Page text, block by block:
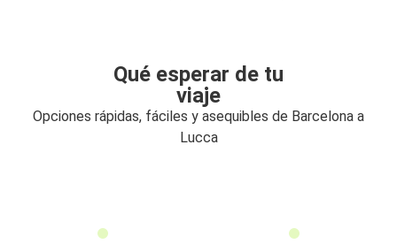
Qué esperar de tu
viaje
Opciones rápidas, fáciles y asequibles de Barcelona a
Lucca